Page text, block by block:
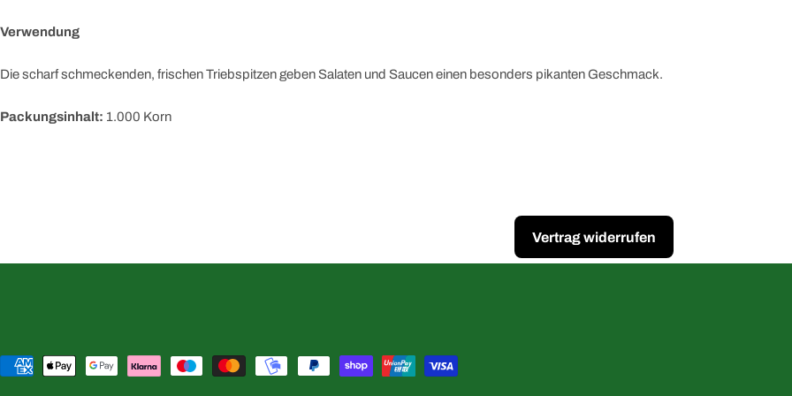
Verwendung
Die scharf schmeckenden, frischen Triebspitzen geben Salaten und Saucen einen besonders pikanten Geschmack.
Packungsinhalt: 1.000 Korn
Vertrag widerrufen
Zahlungsmethoden